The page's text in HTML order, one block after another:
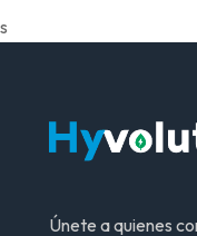
s
Únete a quienes